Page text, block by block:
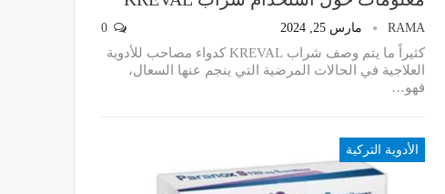
RAMA مارس 25, 2024
كثيراً ما يتم وصف شراب KREVAL كدواء مصاحب للأدوية
العلاجية في الحالات المرضية التي ينجم عنها السعال،
فهو…
الأدوية التركية